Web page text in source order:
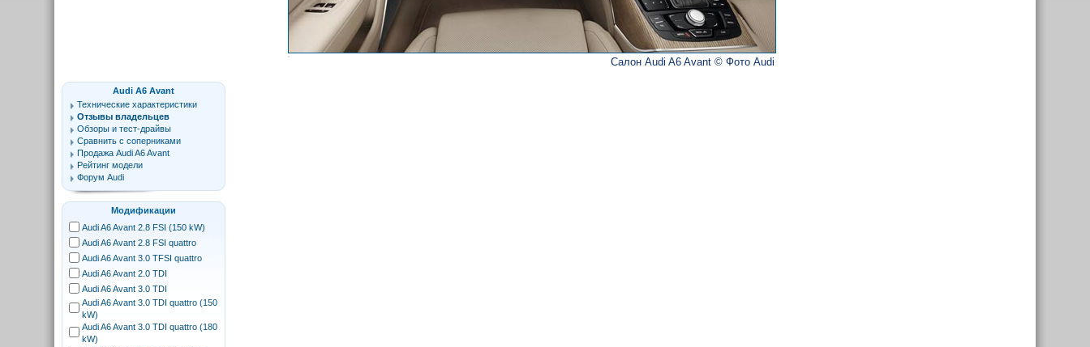
Салон Audi A6 Avant © Фото Audi
Audi A6 Avant
Технические характеристики
Отзывы владельцев
Обзоры и тест-драйвы
Сравнить с соперниками
Продажа Audi A6 Avant
Рейтинг модели
Форум Audi
Модификации
Audi A6 Avant 2.8 FSI (150 kW)
Audi A6 Avant 2.8 FSI quattro
Audi A6 Avant 3.0 TFSI quattro
Audi A6 Avant 2.0 TDI
Audi A6 Avant 3.0 TDI
Audi A6 Avant 3.0 TDI quattro (150
kW)
Audi A6 Avant 3.0 TDI quattro (180
kW)